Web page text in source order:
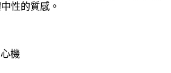
性的質感。
機